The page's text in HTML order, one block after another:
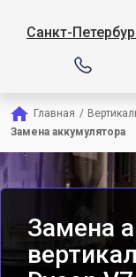
Санкт-
Главная /
Замена аккумулятора
Замена